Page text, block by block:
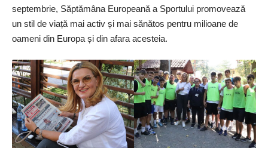
septembrie, Săptămâna Europeană a Sportului promovează
un stil de viață mai activ și mai sănătos pentru milioane de
oameni din Europa și din afara ­acesteia.